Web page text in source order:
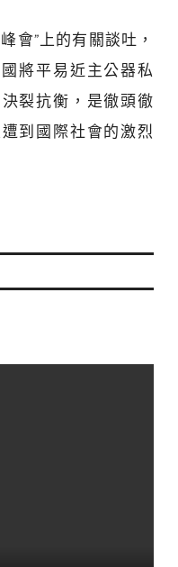
會”上的有關談吐，
將平易近主公器私
裂抗衡，是徹頭徹
到國際社會的激烈